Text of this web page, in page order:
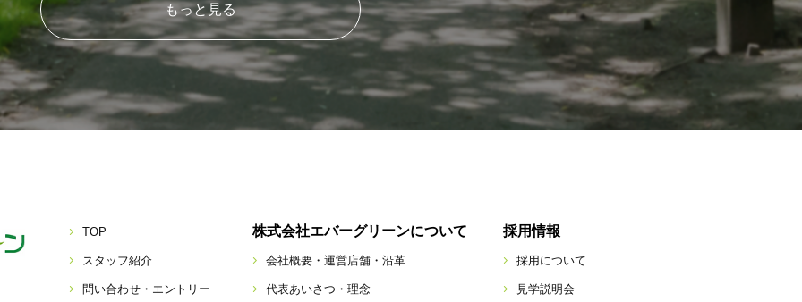
もっと見る
TOP
スタッフ紹介
問い合わせ・エントリー
株式会社エバーグリーンについて
会社概要・運営店舗・沿革
代表あいさつ・理念
採用情報
採用について
見学説明会